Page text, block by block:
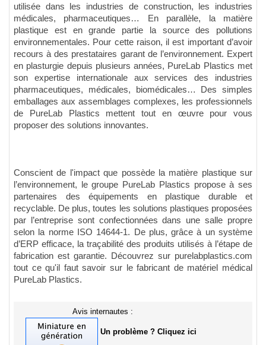
utilisée dans les industries de construction, les industries
médicales, pharmaceutiques… En parallèle, la matière
plastique est en grande partie la source des pollutions
environnementales. Pour cette raison, il est important d’avoir
recours à des prestataires garant de l’environnement. Expert
en plasturgie depuis plusieurs années, PureLab Plastics met
son expertise internationale aux services des industries
pharmaceutiques, médicales, biomédicales… Des simples
emballages aux assemblages complexes, les professionnels
de PureLab Plastics mettent tout en œuvre pour vous
proposer des solutions innovantes.
Conscient de l'impact que possède la matière plastique sur
l’environnement, le groupe PureLab Plastics propose à ses
partenaires des équipements en plastique durable et
recyclable. De plus, toutes les solutions plastiques proposées
par l’entreprise sont confectionnées dans une salle propre
selon la norme ISO 14644-1. De plus, grâce à un système
d’ERP efficace, la traçabilité des produits utilisés à l’étape de
fabrication est garantie. Découvrez sur purelabplastics.com
tout ce qu'il faut savoir sur le fabricant de matériel médical
PureLab Plastics.
Avis internautes :
Un problème ? Cliquez ici